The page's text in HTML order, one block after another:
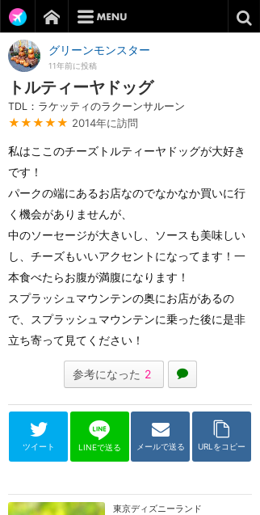
グリーンモンスター
11年前に投稿
トルティーヤドッグ
TDL：ラケッティのラクーンサルーン
★★★★★ 2014年に訪問
私はここのチーズトルティーヤドッグが大好き
です！
パークの端にあるお店なのでなかなか買いに行
く機会がありませんが、
中のソーセージが大きいし、ソースも美味しい
し、チーズもいいアクセントになってます！一
本食べたらお腹が満腹になります！
スプラッシュマウンテンの奥にお店があるの
で、スプラッシュマウンテンに乗った後に是非
立ち寄って見てください！
参考になった 2
ツイート LINEで送る メールで送る URLをコピー
東京ディズニーランド